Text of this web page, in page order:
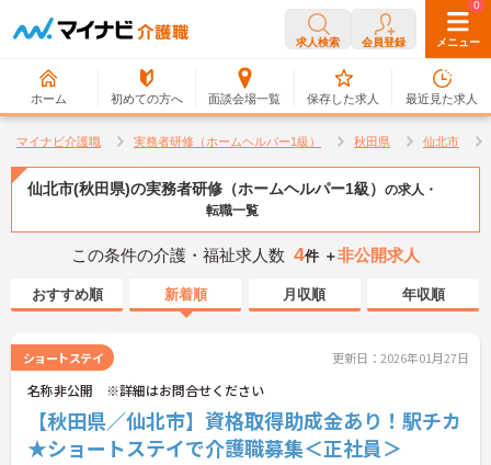
求人検索 会員登録 メニュー
ホーム 初めての方へ 面談会場一覧
0
保存した求人
0
最近見た求人
マイナビ介護職 実務者研修（ホームヘルパー1級） 秋田県 仙北市
仙北市(秋田県)の実務者研修（ホームヘルパー1級） の求人・
転職一覧
この条件の介護・福祉求人数 4件 ＋非公開求人
おすすめ順 新着順 月収順 年収順
ショートステイ 更新日：2026年01月27日
名称非公開 ※詳細はお問合せください
【秋田県／仙北市】資格取得助成金あり！駅チカ
★ショートステイで介護職募集＜正社員＞